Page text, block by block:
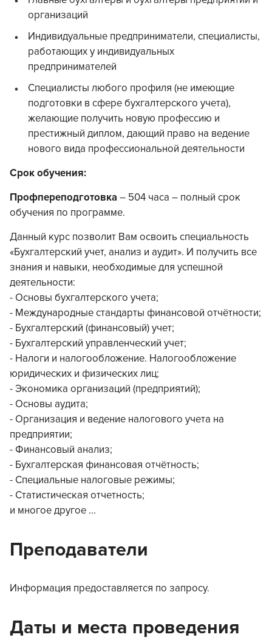
организаций
Индивидуальные предприниматели, специалисты,
работающих у индивидуальных
предпринимателей
Специалисты любого профиля (не имеющие
подготовки в сфере бухгалтерского учета),
желающие получить новую профессию и
престижный диплом, дающий право на ведение
нового вида профессиональной деятельности
Срок обучения:
Профпереподготовка – 504 часа – полный срок
обучения по программе.
Данный курс позволит Вам освоить специальность
«Бухгалтерский учет, анализ и аудит». И получить все
знания и навыки, необходимые для успешной
деятельности:
- Основы бухгалтерского учета;
- Международные стандарты финансовой отчётности;
- Бухгалтерский (финансовый) учет;
- Бухгалтерский управленческий учет;
- Налоги и налогообложение. Налогообложение
юридических и физических лиц;
- Экономика организаций (предприятий);
- Основы аудита;
- Организация и ведение налогового учета на
предприятии;
- Финансовый анализ;
- Бухгалтерская финансовая отчётность;
- Специальные налоговые режимы;
- Статистическая отчетность;
и многое другое ...
Преподаватели
Информация предоставляется по запросу.
Даты и места проведения